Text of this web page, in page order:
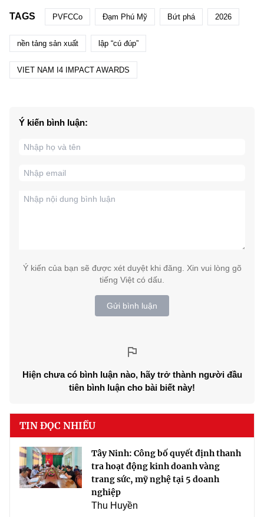
TAGS PVFCCo Đạm Phú Mỹ Bứt phá 2026
nền tảng sản xuất lập “cú đúp”
VIET NAM I4 IMPACT AWARDS
Ý kiến bình luận:
Ý kiến của bạn sẽ được xét duyệt khi đăng. Xin vui lòng gõ
tiếng Việt có dấu.
Gửi bình luận
Hiện chưa có bình luận nào, hãy trở thành người đầu
tiên bình luận cho bài biết này!
TIN ĐỌC NHIỀU
Tây Ninh: Công bố quyết định thanh
tra hoạt động kinh doanh vàng
trang sức, mỹ nghệ tại 5 doanh
nghiệp
Thu Huyền